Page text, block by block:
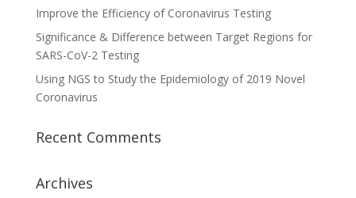
Improve the Efficiency of Coronavirus Testing
Significance & Difference between Target Regions for
SARS-CoV-2 Testing
Using NGS to Study the Epidemiology of 2019 Novel
Coronavirus
Recent Comments
Archives